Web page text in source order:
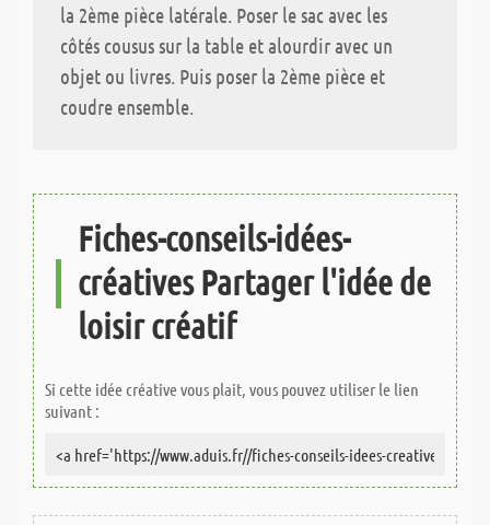
la 2ème pièce latérale. Poser le sac avec les
côtés cousus sur la table et alourdir avec un
objet ou livres. Puis poser la 2ème pièce et
coudre ensemble.
Fiches-conseils-idées-
créatives Partager l'idée de
loisir créatif
Si cette idée créative vous plait, vous pouvez utiliser le lien
suivant :